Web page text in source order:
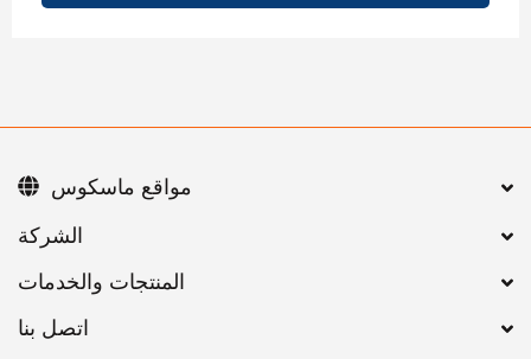
اتصل بنا
مواقع ماسكوس